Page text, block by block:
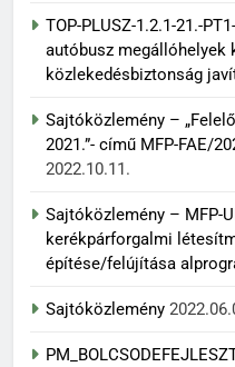
TOP-PLUSZ-1.2.1-21.-
autóbusz megállóhelyek
közlekedésbiztonság
Sajtóközlemény –
2021.”- című MFP-FAE/
2022.10.11.
Sajtóközlemény – MFP-
kerékpárforgalmi
építése/felújítása
Sajtóközlemény